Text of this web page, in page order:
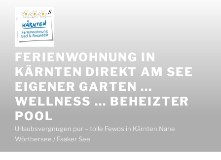
Inhalt
springen
FERIENWOHNUNG IN
KÄRNTEN DIREKT AM SEE
EIGENER GARTEN …
WELLNESS … BEHEIZTER
POOL
Urlaubsvergnügen pur – tolle Fewos in Kärnten Nähe
Wörthersee / Faaker See